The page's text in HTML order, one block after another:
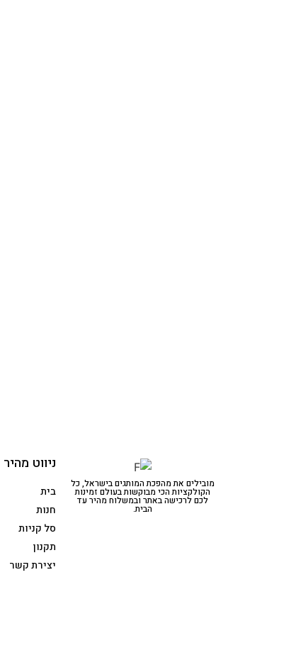
מובילים את מהפכת המותגים בישראל, כל
הקולקציות הכי מבוקשות בעולם זמינות
לכם לרכישה באתר ובמשלוח מהיר עד
הבית.
ניווט מהיר
בית
חנות
סל קניות
תקנון
יצירת קשר